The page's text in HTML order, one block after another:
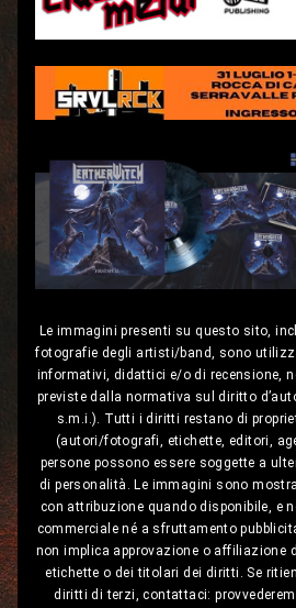
Le immagini presenti su questo sito,
fotografie degli artisti/band, sono
informativi, didattici e/o di recensione,
previste dalla normativa sul diritto
s.m.i.). Tutti i diritti restano di
(autori/fotografi, etichette, editori,
persone possono essere soggette a
di personalità. Le immagini sono
con attribuzione quando disponibile, e
commerciale né a sfruttamento
non implica approvazione o affiliazione
etichette o dei titolari dei diritti. Se
diritti di terzi, contattaci: